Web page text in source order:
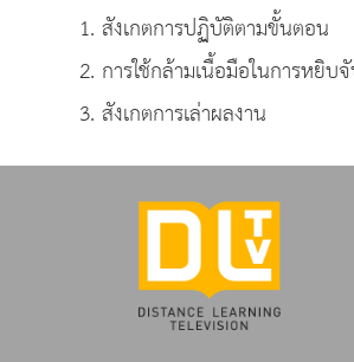
1. สังเกตการปฏิบัติตามขั้นตอน
2. การใช้กล้ามเนื้อมือในการหยิ
3. สังเกตการเล่าผลงาน